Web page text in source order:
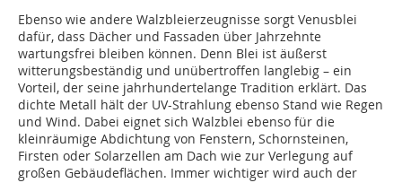
Ebenso wie andere Walzbleierzeugnisse sorgt Venusblei
dafür, dass Dächer und Fassaden über Jahrzehnte
wartungsfrei bleiben können. Denn Blei ist äußerst
witterungsbeständig und unübertroffen langlebig – ein
Vorteil, der seine jahrhundertelange Tradition erklärt. Das
dichte Metall hält der UV-Strahlung ebenso Stand wie Regen
und Wind. Dabei eignet sich Walzblei ebenso für die
kleinräumige Abdichtung von Fenstern, Schornsteinen,
Firsten oder Solarzellen am Dach wie zur Verlegung auf
großen Gebäudeflächen. Immer wichtiger wird auch der